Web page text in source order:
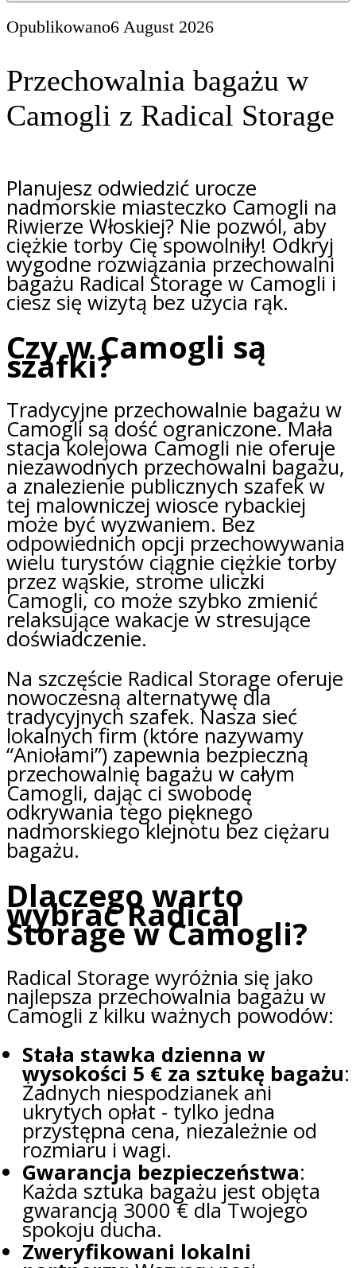
Opublikowano6 August 2026
Przechowalnia bagażu w
Camogli z Radical Storage
Planujesz odwiedzić urocze
nadmorskie miasteczko Camogli na
Riwierze Włoskiej? Nie pozwól, aby
ciężkie torby Cię spowolniły! Odkryj
wygodne rozwiązania przechowalni
bagażu Radical Storage w Camogli i
ciesz się wizytą bez użycia rąk.
Czy w Camogli są
szafki?
Tradycyjne przechowalnie bagażu w
Camogli są dość ograniczone. Mała
stacja kolejowa Camogli nie oferuje
niezawodnych przechowalni bagażu,
a znalezienie publicznych szafek w
tej malowniczej wiosce rybackiej
może być wyzwaniem. Bez
odpowiednich opcji przechowywania
wielu turystów ciągnie ciężkie torby
przez wąskie, strome uliczki
Camogli, co może szybko zmienić
relaksujące wakacje w stresujące
doświadczenie.
Na szczęście Radical Storage oferuje
nowoczesną alternatywę dla
tradycyjnych szafek. Nasza sieć
lokalnych firm (które nazywamy
“Aniołami”) zapewnia bezpieczną
przechowalnię bagażu w całym
Camogli, dając ci swobodę
odkrywania tego pięknego
nadmorskiego klejnotu bez ciężaru
bagażu.
Dlaczego warto
wybrać Radical
Storage w Camogli?
Radical Storage wyróżnia się jako
najlepsza przechowalnia bagażu w
Camogli z kilku ważnych powodów:
Stała stawka dzienna w
wysokości 5 € za sztukę bagażu:
Żadnych niespodzianek ani
ukrytych opłat - tylko jedna
przystępna cena, niezależnie od
rozmiaru i wagi.
Gwarancja bezpieczeństwa:
Każda sztuka bagażu jest objęta
gwarancją 3000 € dla Twojego
spokoju ducha.
Zweryfikowani lokalni